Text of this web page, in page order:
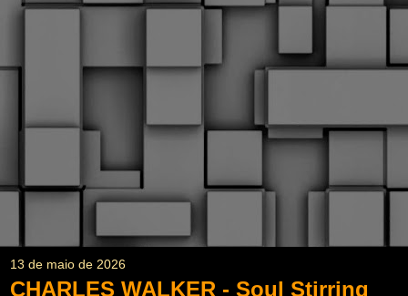
13 de maio de 2026
CHARLES WALKER - Soul Stirring